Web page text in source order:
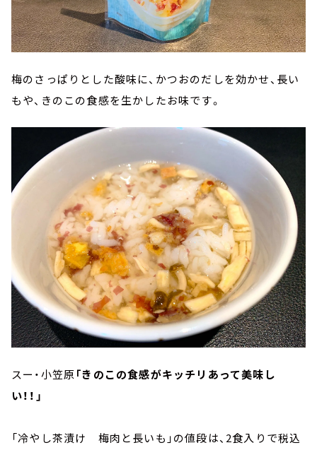
梅のさっぱりとした酸味に、かつおのだしを効かせ、長い
もや、きのこの食感を生かしたお味です。
スー・小笠原「きのこの食感がキッチリあって美味し
い！！」
「冷やし茶漬け 梅肉と長いも」の値段は、2食入りで税込